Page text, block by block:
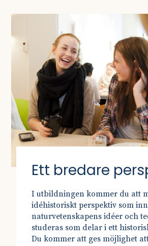
Ett bredare
I utbildningen kommer du att
idéhistoriskt perspektiv som
naturvetenskapens idéer och
studeras som delar i ett
Du kommer att ges möjlighet